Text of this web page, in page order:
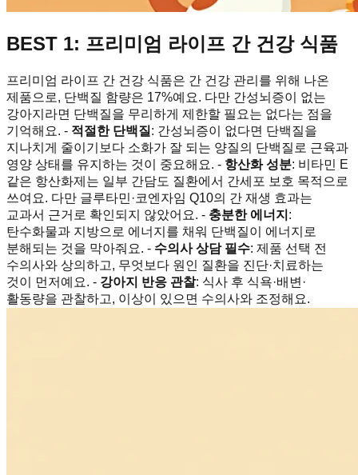
BEST 1: 프리미엄 라이프 간 건강 식품
프리미엄 라이프 간 건강 식품은 간 건강 관리를 위해 나온
제품으로, 단백질 함량은 17%예요. 다만 간성뇌증이 없는
강아지라면 단백질을 무리하게 제한할 필요는 없다는 점을
기억해요. - 적절한 단백질 : 간성뇌증이 없다면 단백질을
지나치게 줄이기보다 소화가 잘 되는 양질의 단백질로 근육과
영양 상태를 유지하는 것이 중요해요. - 항산화 성분: 비타민 E
같은 항산화제는 일부 간담도 질환에서 간세포 보호 목적으로
쓰여요. 다만 글루타민·코엔자임 Q10의 간 재생 효과는
교과서 근거로 확인되지 않았어요. - 충분한 에너지 :
탄수화물과 지방으로 에너지를 채워 단백질이 에너지로
분해되는 것을 막아줘요. - 수의사 상담 필수: 제품 선택 전
수의사와 상의하고, 무엇보다 원인 질환을 진단·치료하는
것이 먼저예요. - 강아지 반응 관찰: 식사 후 식욕·배변·
활동량을 관찰하고, 이상이 있으면 수의사와 조정해요.